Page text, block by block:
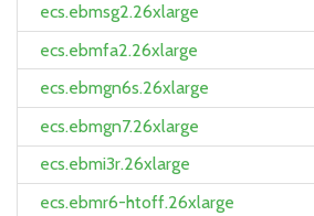
ecs.ebmsg2.26xlarge
ecs.ebmfa2.26xlarge
ecs.ebmgn6s.26xlarge
ecs.ebmgn7.26xlarge
ecs.ebmi3r.26xlarge
ecs.ebmr6-htoff.26xlarge